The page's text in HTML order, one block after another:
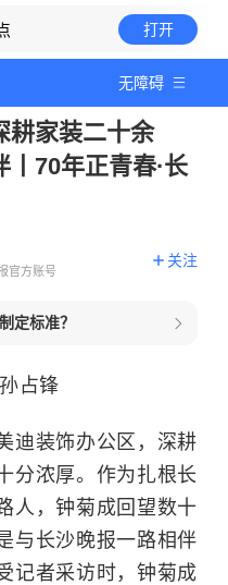
打开
无障碍
耕家装二十余
70年正青春·长
官方账号
关注
定标准？
占锋
装饰办公区，深耕
分浓厚。作为扎根长
人，钟菊成回望数十
与长沙晚报一路相伴
记者采访时，钟菊成